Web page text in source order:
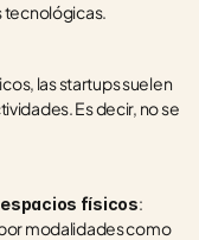
tecnológicas.
las startups suelen
Es decir, no se
físicos:
modalidades como